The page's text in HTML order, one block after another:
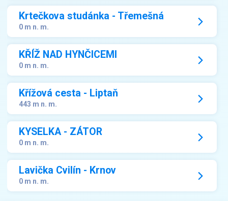
Krtečkova studánka - Třemešná
0 m n. m.
KŘÍŽ NAD HYNČICEMI
0 m n. m.
Křížová cesta - Liptaň
443 m n. m.
KYSELKA - ZÁTOR
0 m n. m.
Lavička Cvilín - Krnov
0 m n. m.